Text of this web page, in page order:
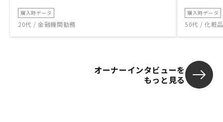
購入時データ
20代 / 金融機関勤務
購入時データ
50代 / 化粧
オーナーインタビューを
もっと見る